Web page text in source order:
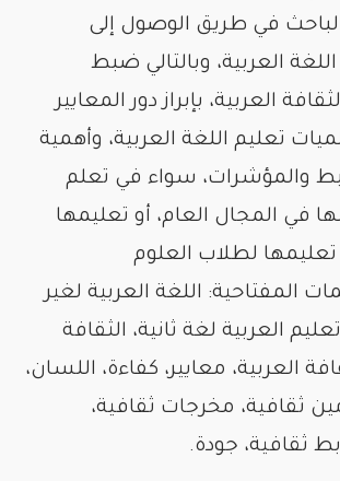
في طريق الوصول إلى
العربية، وبالتالي ضبط
العربية، بإبراز دور المعايير
تعليم اللغة العربية، وأهمية
والمؤشرات، سواء في تعلم
في المجال العام، أو تعليمها
لطلاب العلوم
المفتاحية: اللغة العربية لغير
العربية لغة ثانية، الثقافة
العربية، معايير، كفاءة، اللسان،
ثقافية، مخرجات ثقافية،
ثقافية، جودة.